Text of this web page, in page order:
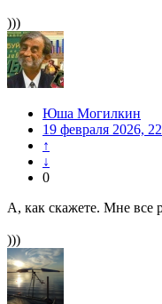
)))
Юша Могилкин
19 февраля 2026,
↑
↓
0
А, как скажете. Мне все
)))